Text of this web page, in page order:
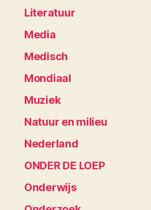
Literatuur
Media
Medisch
Mondiaal
Muziek
Natuur en milieu
Nederland
ONDER DE LOEP
Onderwijs